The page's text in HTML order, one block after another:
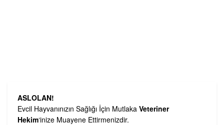
ASLOLAN!
Evcil Hayvanınızın Sağlığı İçin Mutlaka Veteriner
Hekim‘inize Muayene Ettirmenizdir.